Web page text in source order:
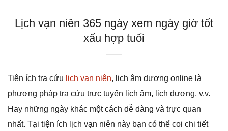
Lịch vạn niên 365 ngày xem ngày giờ tốt
xấu hợp tuổi
Tiện ích tra cứu lịch vạn niên, lịch âm dương online là
phương pháp tra cứu trực tuyến lịch âm, lịch dương, v.v.
Hay những ngày khác một cách dễ dàng và trực quan
nhất. Tại tiện ích lịch vạn niên này bạn có thể coi chi tiết